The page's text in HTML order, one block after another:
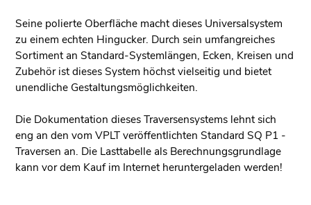
Seine polierte Oberfläche macht dieses Universalsystem
zu einem echten Hingucker. Durch sein umfangreiches
Sortiment an Standard-Systemlängen, Ecken, Kreisen und
Zubehör ist dieses System höchst vielseitig und bietet
unendliche Gestaltungsmöglichkeiten.
Die Dokumentation dieses Traversensystems lehnt sich
eng an den vom VPLT veröffentlichten Standard SQ P1 -
Traversen an. Die Lasttabelle als Berechnungsgrundlage
kann vor dem Kauf im Internet heruntergeladen werden!